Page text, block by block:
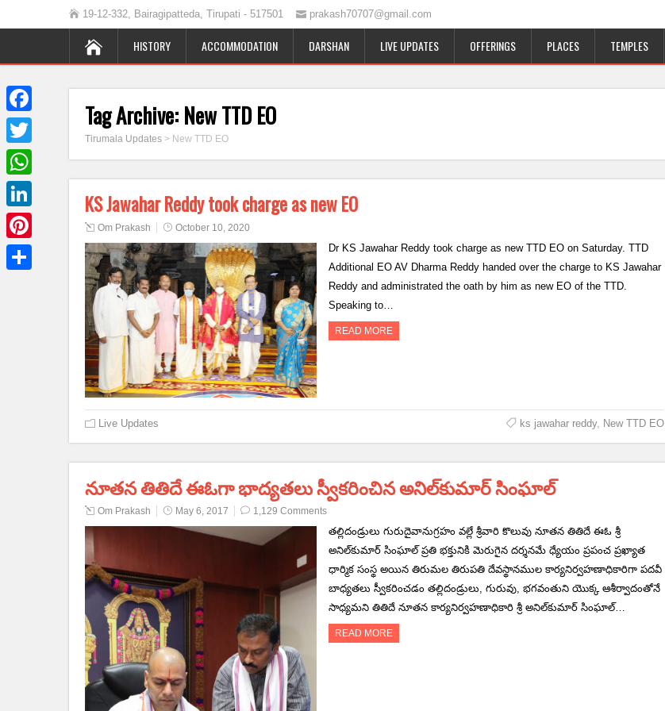
19-12-332, Bairagipatteda, Tirupati - 517501 prakash70707@gmail.com
HISTORY ACCOMMODATION DARSHAN LIVE UPDATES OFFERINGS PLACES TEMPLES
Tag Archive: New TTD EO
Tirumala Updates > New TTD EO
KS Jawahar Reddy took charge as new EO
Om Prakash October 10, 2020
Dr KS Jawahar Reddy took charge as new TTD EO on Saturday. TTD
Additional EO AV Dharma Reddy handed over the charge to KS Jawahar
Reddy and administrated the oath by him as new EO of the TTD.
Speaking to…
READ MORE
Live Updates ks jawahar reddy, New TTD EO
నూతన తితిదే ఈఓగా భాద్యతలు స్వీకరించిన అనిల్‌కుమార్‌ సింఘాల్‌
Om Prakash May 6, 2017 1,129 Comments
తల్లిదండ్రులు గురుదైవానుగ్రహం వల్లే శ్రీవారి కొలువు నూతన తితిదే ఈఓ శ్రీ
అనిల్‌కుమార్‌ సింఘాల్‌ ప్రతి భక్తునికి మెరుగైన దర్శనమే ధ్యేయం ప్రపంచ ప్రఖ్యాత
ధార్మిక సంస్థ అయిన తిరుమల తిరుపతి దేవస్థానముల కార్యనిర్వహణాధికారిగా పదవీ
బాధ్యతలు స్వీకరించడం తల్లిదండ్రులు, గురువు, భగవంతుని యొక్క ఆశీర్వాదంతోనే
సాధ్యమని తితిదే నూతన కార్యనిర్వహణాధికారి శ్రీ అనిల్‌కుమార్‌ సింఘాల్‌…
READ MORE
Facebook
Twitter
WhatsApp
LinkedIn
Pinterest